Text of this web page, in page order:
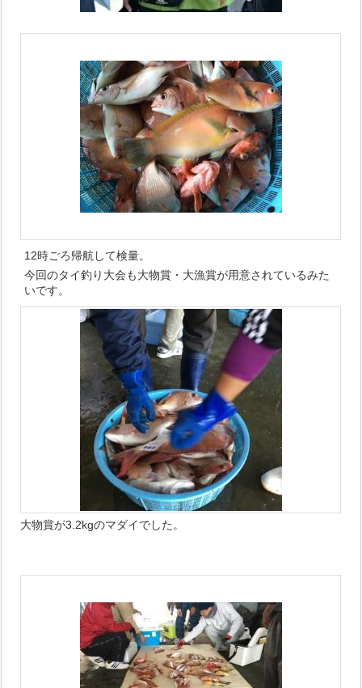
12時ごろ帰航して検量。
今回のタイ釣り大会も大物賞・大漁賞が用意されているみた
いです。
大物賞が3.2kgのマダイでした。